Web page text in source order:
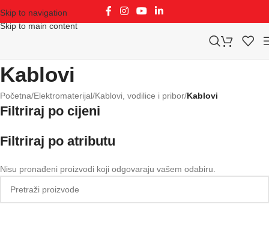
Skip to navigation
Skip to main content
Kablovi
Početna/Elektromaterijal/Kablovi, vodilice i pribor/Kablovi
Filtriraj po cijeni
Filtriraj po atributu
Nisu pronađeni proizvodi koji odgovaraju vašem odabiru.